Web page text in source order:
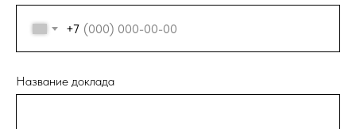
+7
Название доклада